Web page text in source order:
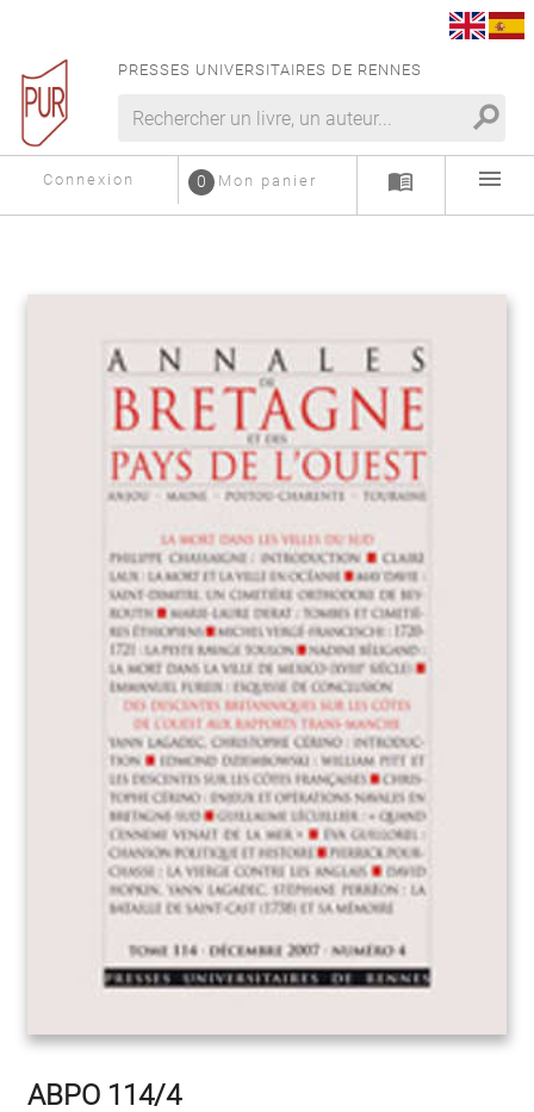
PRESSES UNIVERSITAIRES DE RENNES
search
Connexion Mon panier
0 menu_book menu
ABPO 114/4